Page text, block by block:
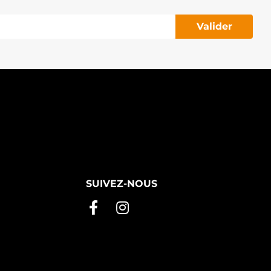
Valider
SUIVEZ-NOUS